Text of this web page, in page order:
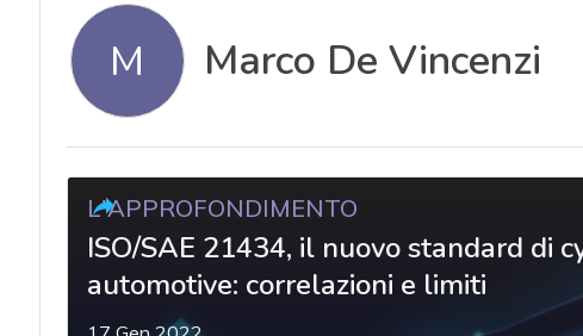
M Marco De Vincenzi
L'APPROFONDIMENTO
ISO/SAE 21434, il nuovo standard di
automotive: correlazioni e limiti